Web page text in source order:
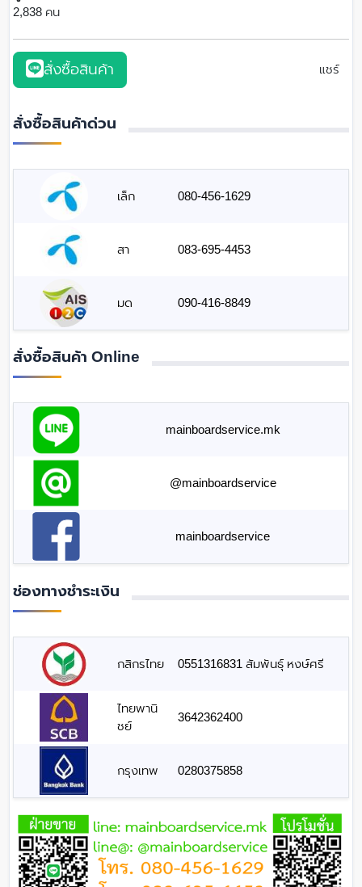
2,838 คน
สั่งซื้อสินค้า แชร์
สั่งซื้อสินค้าด่วน
เล็ก 080-456-1629
สา 083-695-4453
มด 090-416-8849
สั่งซื้อสินค้า Online
mainboardservice.mk
@mainboardservice
mainboardservice
ช่องทางชำระเงิน
กสิกรไทย 0551316831 สัมพันธุ์ หงษ์ศรี
ไทยพานิ
ชย์
3642362400
กรุงเทพ 0280375858